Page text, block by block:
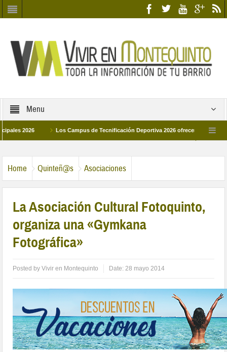
Menu
2026 Los Campus de Tecnificación Deportiva 2026 ofrecen cuatro
Home Quinteñ@s Asociaciones
La Asociación Cultural Fotoquinto,
organiza una «Gymkana
Fotográfica»
Posted byVivir en Montequinto Date:28 mayo 2014